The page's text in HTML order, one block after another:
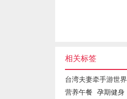
相关标签
台湾夫妻牵手游世界
营养午餐 孕期健身